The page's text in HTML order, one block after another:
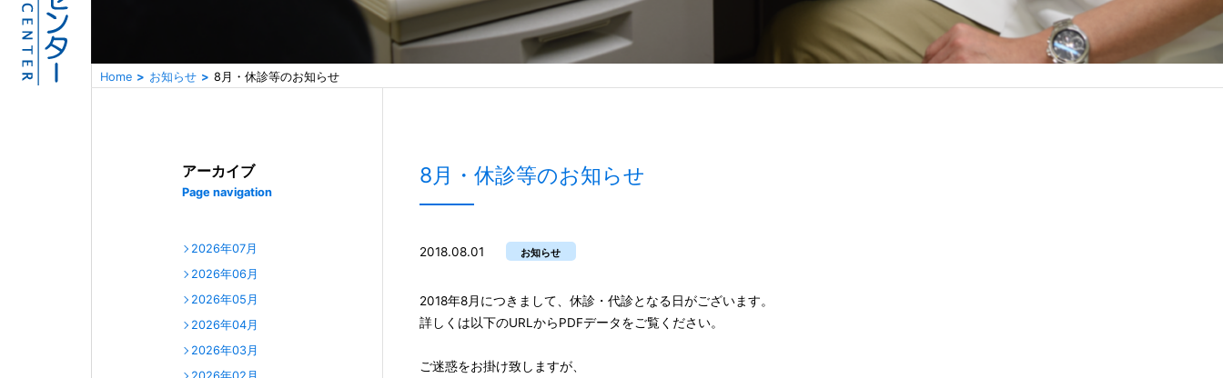
Home お知らせ 8月・休診等のお知らせ
8月・休診等のお知らせ
2018.08.01 お知らせ
2018年8月につきまして、休診・代診となる日がございます。
詳しくは以下のURLからPDFデータをご覧ください。
ご迷惑をお掛け致しますが、
アーカイブ
Page navigation
2026年07月
2026年06月
2026年05月
2026年04月
2026年03月